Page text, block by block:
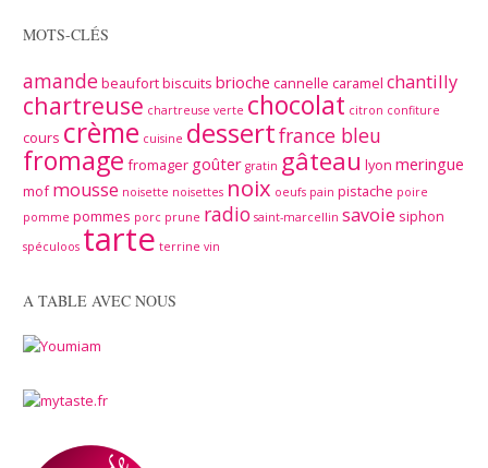
MOTS-CLÉS
amandebeaufortbiscuits brioche cannelle caramel chantilly
chartreuse chartreuse verte chocolat citron confiture
cours crème cuisine dessertfrance bleu
fromage fromager goûter gratin gâteau lyon meringue
mof mousse noisette noisettes noix oeufs pain pistache poire
pomme pommes porc prune radio saint-marcellin savoie siphon
spéculoos tarte terrine vin
A TABLE AVEC NOUS